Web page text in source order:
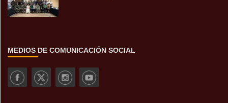
MEDIOS DE COMUNICACIÓN SOCIAL